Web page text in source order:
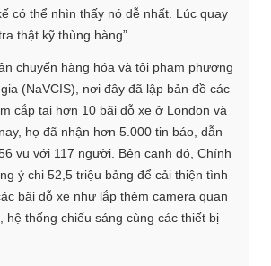
có thể nhìn thấy nó dễ nhất. Lúc quay
thật kỹ thùng hàng”.
chuyển hàng hóa và tội phạm phương
(NaVCIS), nơi đây đã lập bản đồ các
cắp tại hơn 10 bãi đỗ xe ở London và
họ đã nhận hơn 5.000 tin báo, dẫn
vụ với 117 người. Bên cạnh đó, Chính
ý chi 52,5 triệu bảng để cải thiện tình
bãi đỗ xe như lắp thêm camera quan
hệ thống chiếu sáng cùng các thiết bị